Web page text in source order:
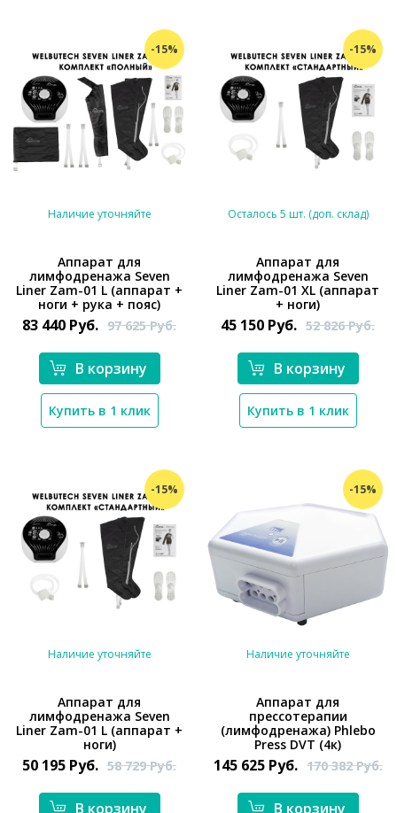
-15%
*}
Наличие уточняйте
Аппарат для
лимфодренажа Seven
Liner Zam-01 L (аппарат +
ноги + рука + пояс)
83 440 Руб. 97 625Руб.
В корзину
Купить в 1 клик
-15%
*}
Осталось 5 шт. (доп. склад)
Аппарат для
лимфодренажа Seven
Liner Zam-01 XL (аппарат
+ ноги)
45 150 Руб. 52 826Руб.
В корзину
Купить в 1 клик
-15%
*}
Наличие уточняйте
Аппарат для
лимфодренажа Seven
Liner Zam-01 L (аппарат +
ноги)
50 195 Руб. 58 729Руб.
В корзину
-15%
*}
Наличие уточняйте
Аппарат для
прессотерапии
(лимфодренажа) Phlebo
Press DVT (4к)
145 625 Руб. 170 382Руб.
В корзину